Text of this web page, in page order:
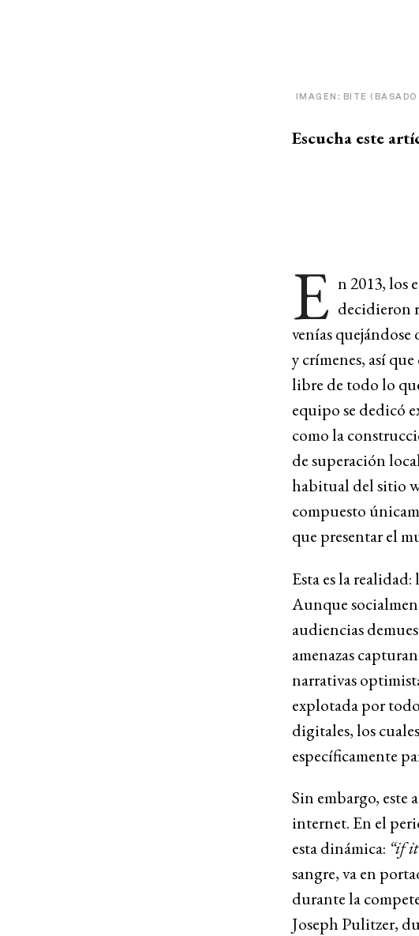
IMAGEN: BITE
Escucha este
E n 2013, los
decidieron
venías
y crímenes, así
libre de todo lo
equipo se dedicó
como la
de superación
habitual del sitio
compuesto
que presentar el
Esta es la
Aunque
audiencias
amenazas
narrativas
explotada por
digitales, los
específicamente
Sin embargo, este
internet. En el
esta dinámica: “if
sangre, va en
durante la
Joseph Pulitzer,